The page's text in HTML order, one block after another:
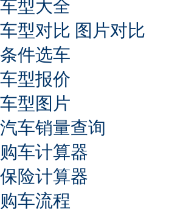
车型大全
车型对比 图片对比
条件选车
车型报价
车型图片
汽车销量查询
购车计算器
保险计算器
购车流程